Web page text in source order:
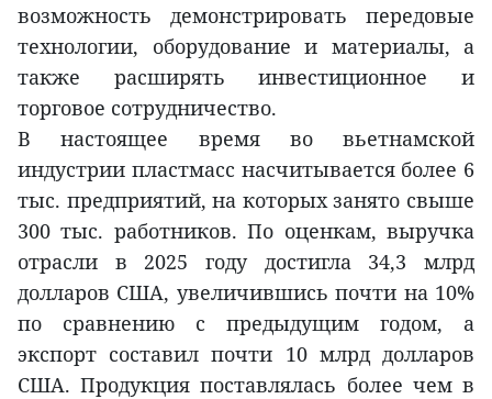
возможность демонстрировать передовые
технологии, оборудование и материалы, а
также расширять инвестиционное и
торговое сотрудничество.
В настоящее время во вьетнамской
индустрии пластмасс насчитывается более 6
тыс. предприятий, на которых занято свыше
300 тыс. работников. По оценкам, выручка
отрасли в 2025 году достигла 34,3 млрд
долларов США, увеличившись почти на 10%
по сравнению с предыдущим годом, а
экспорт составил почти 10 млрд долларов
США. Продукция поставлялась более чем в